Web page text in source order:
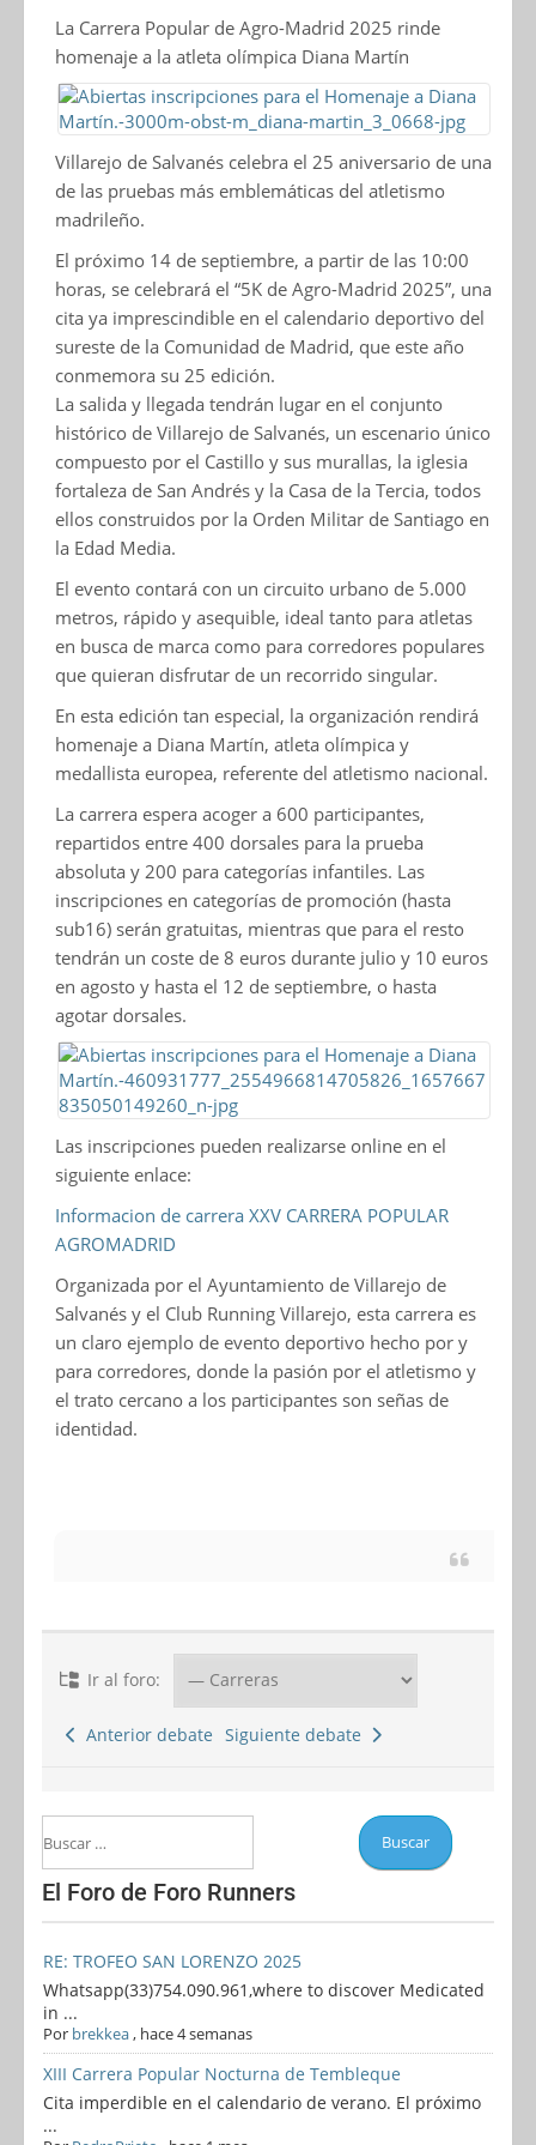
La Carrera Popular de Agro-Madrid 2025 rinde
homenaje a la atleta olímpica Diana Martín
Villarejo de Salvanés celebra el 25 aniversario de una
de las pruebas más emblemáticas del atletismo
madrileño.
El próximo 14 de septiembre, a partir de las 10:00
horas, se celebrará el “5K de Agro-Madrid 2025”, una
cita ya imprescindible en el calendario deportivo del
sureste de la Comunidad de Madrid, que este año
conmemora su 25 edición.
La salida y llegada tendrán lugar en el conjunto
histórico de Villarejo de Salvanés, un escenario único
compuesto por el Castillo y sus murallas, la iglesia
fortaleza de San Andrés y la Casa de la Tercia, todos
ellos construidos por la Orden Militar de Santiago en
la Edad Media.
El evento contará con un circuito urbano de 5.000
metros, rápido y asequible, ideal tanto para atletas
en busca de marca como para corredores populares
que quieran disfrutar de un recorrido singular.
En esta edición tan especial, la organización rendirá
homenaje a Diana Martín, atleta olímpica y
medallista europea, referente del atletismo nacional.
La carrera espera acoger a 600 participantes,
repartidos entre 400 dorsales para la prueba
absoluta y 200 para categorías infantiles. Las
inscripciones en categorías de promoción (hasta
sub16) serán gratuitas, mientras que para el resto
tendrán un coste de 8 euros durante julio y 10 euros
en agosto y hasta el 12 de septiembre, o hasta
agotar dorsales.
Las inscripciones pueden realizarse online en el
siguiente enlace:
Informacion de carrera XXV CARRERA POPULAR
AGROMADRID
Organizada por el Ayuntamiento de Villarejo de
Salvanés y el Club Running Villarejo, esta carrera es
un claro ejemplo de evento deportivo hecho por y
para corredores, donde la pasión por el atletismo y
el trato cercano a los participantes son señas de
identidad.
Ir al foro:
Anterior debate Siguiente debate
El Foro de Foro Runners
RE: TROFEO SAN LORENZO 2025
Whatsapp(33)754.090.961,where to discover Medicated
in ...
Por brekkea, hace 4 semanas
XIII Carrera Popular Nocturna de Tembleque
Cita imperdible en el calendario de verano. El próximo
...